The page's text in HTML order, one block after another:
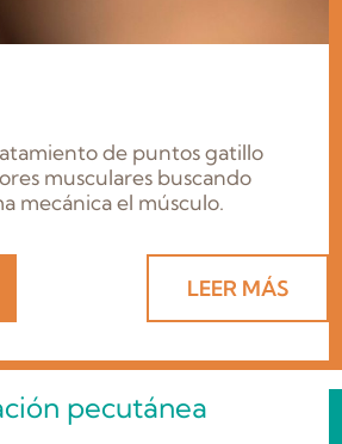
de puntos gatillo
musculares buscando
mecánica el músculo.
LEER MÁS
pecutánea